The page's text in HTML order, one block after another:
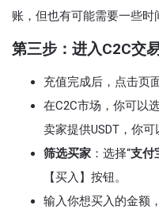
账，但也有可能需要一些时
第三步：进入C2C交
充值完成后，点击页
在C2C市场，你可以
卖家提供USDT，你
筛选买家 ：选择“支付
【买入】按钮。
输入你想买入的金额